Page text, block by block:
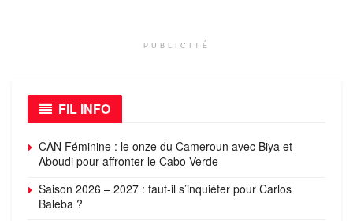
PUBLICITÉ
FIL INFO
CAN Féminine : le onze du Cameroun avec Biya et
Aboudi pour affronter le Cabo Verde
Saison 2026 – 2027 : faut-il s’inquiéter pour Carlos
Baleba ?